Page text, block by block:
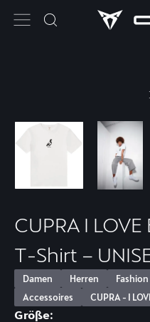
CUPRA I
T-Shirt –
Damen Herren Fashion
Accessoires
CUPRA - I
Größe: